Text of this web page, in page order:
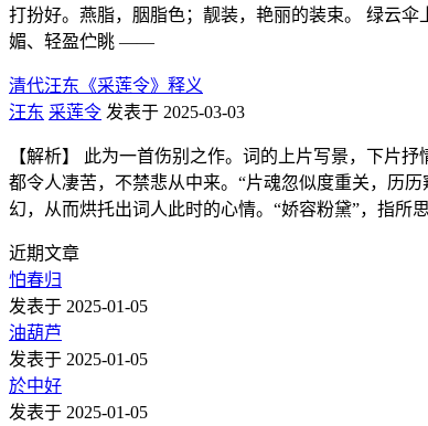
打扮好。燕脂，胭脂色；靓装，艳丽的装束。 绿云
媚、轻盈伫眺 ——
清代汪东《采莲令》释义
汪东 采莲令 发表于 2025-03-03
【解析】 此为一首伤别之作。词的上片写景，下片
都令人凄苦，不禁悲从中来。“片魂忽似度重关，历
幻，从而烘托出词人此时的心情。“娇容粉黛”，指所
近期文章
怕春归
发表于 2025-01-05
油葫芦
发表于 2025-01-05
於中好
发表于 2025-01-05